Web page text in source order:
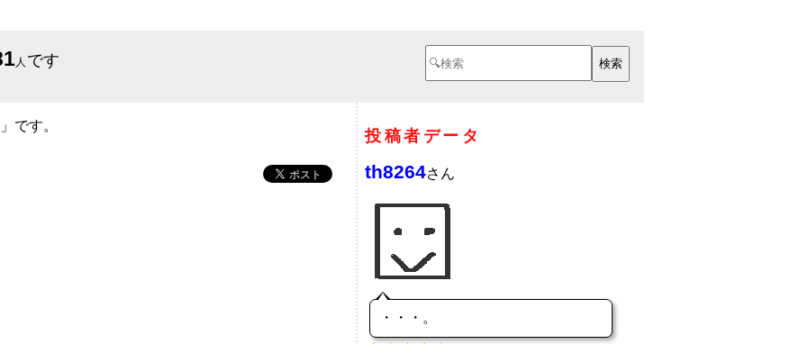
人 です
」です。
投稿者データ
th8264さん
・・・。